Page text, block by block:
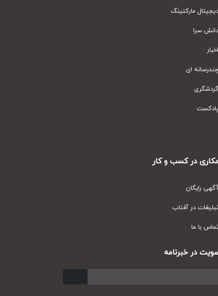
مارکتینگ
سرا
ای
در کسب و کار
رایگان
در آفتاب
با ما
در خبرنامه